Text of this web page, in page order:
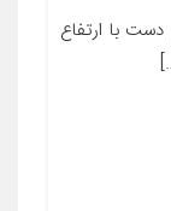
با ارتفاع